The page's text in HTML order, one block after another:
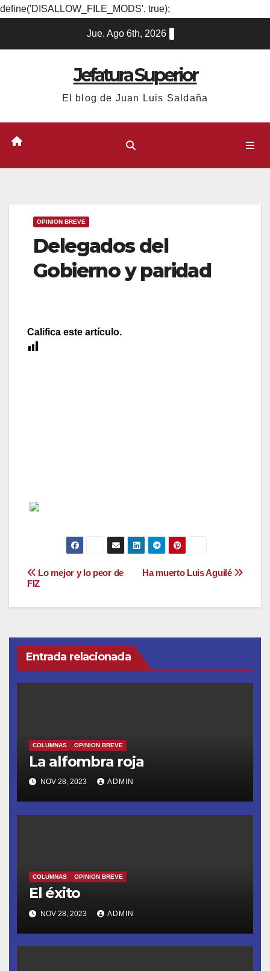
define('DISALLOW_FILE_MODS', true);
Jue. Ago 6th, 2026
Jefatura Superior
El blog de Juan Luis Saldaña
OPINION BREVE
Delegados del
Gobierno y paridad
Califica este artículo.
Navegación
de
Ha muerto Luis Aguilé
Lo mejor y lo peor de
FIZ
Entrada relacionada
COLUMNAS OPINION BREVE
La alfombra roja
NOV 28, 2023 ADMIN
COLUMNAS OPINION BREVE
El éxito
NOV 28, 2023 ADMIN